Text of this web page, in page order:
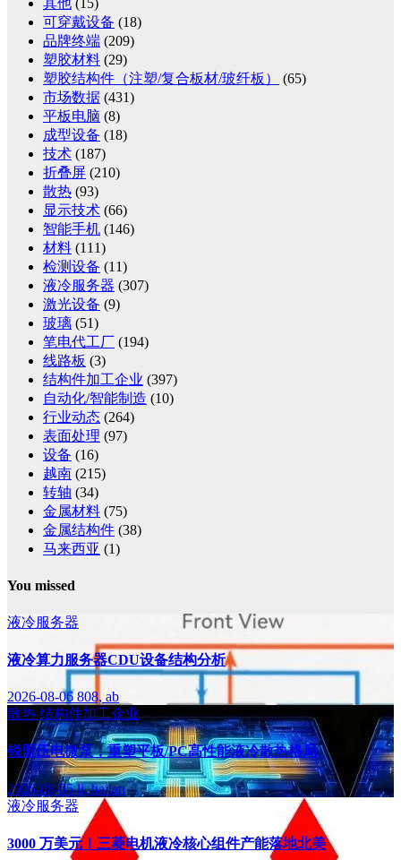
其他 (15)
可穿戴设备 (18)
品牌终端 (209)
塑胶材料 (29)
塑胶结构件（注塑/复合板材/玻纤板）
(65)
市场数据 (431)
平板电脑 (8)
成型设备 (18)
技术 (187)
折叠屏 (210)
散热 (93)
显示技术 (66)
智能手机 (146)
材料 (111)
检测设备 (11)
液冷服务器 (307)
激光设备 (9)
玻璃 (51)
笔电代工厂 (194)
线路板 (3)
结构件加工企业 (397)
自动化/智能制造 (10)
行业动态 (264)
表面处理 (97)
设备 (16)
越南 (215)
转轴 (34)
金属材料 (75)
金属结构件 (38)
马来西亚 (1)
You missed
液冷服务器
液冷算力服务器CDU设备结构分析
2026-08-06808, ab
散热 结构件加工企业
锐盟压电微泵，重塑平板/PC高性能液冷散热格局
2026-08-05li, hailan
液冷服务器
3000 万美元！三菱电机液冷核心组件产能落地北美